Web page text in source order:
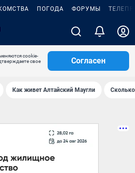
ПОГОДА ФОРУМЫ
cookie-
свое
Согласен
Как живет Алтайский Маугли